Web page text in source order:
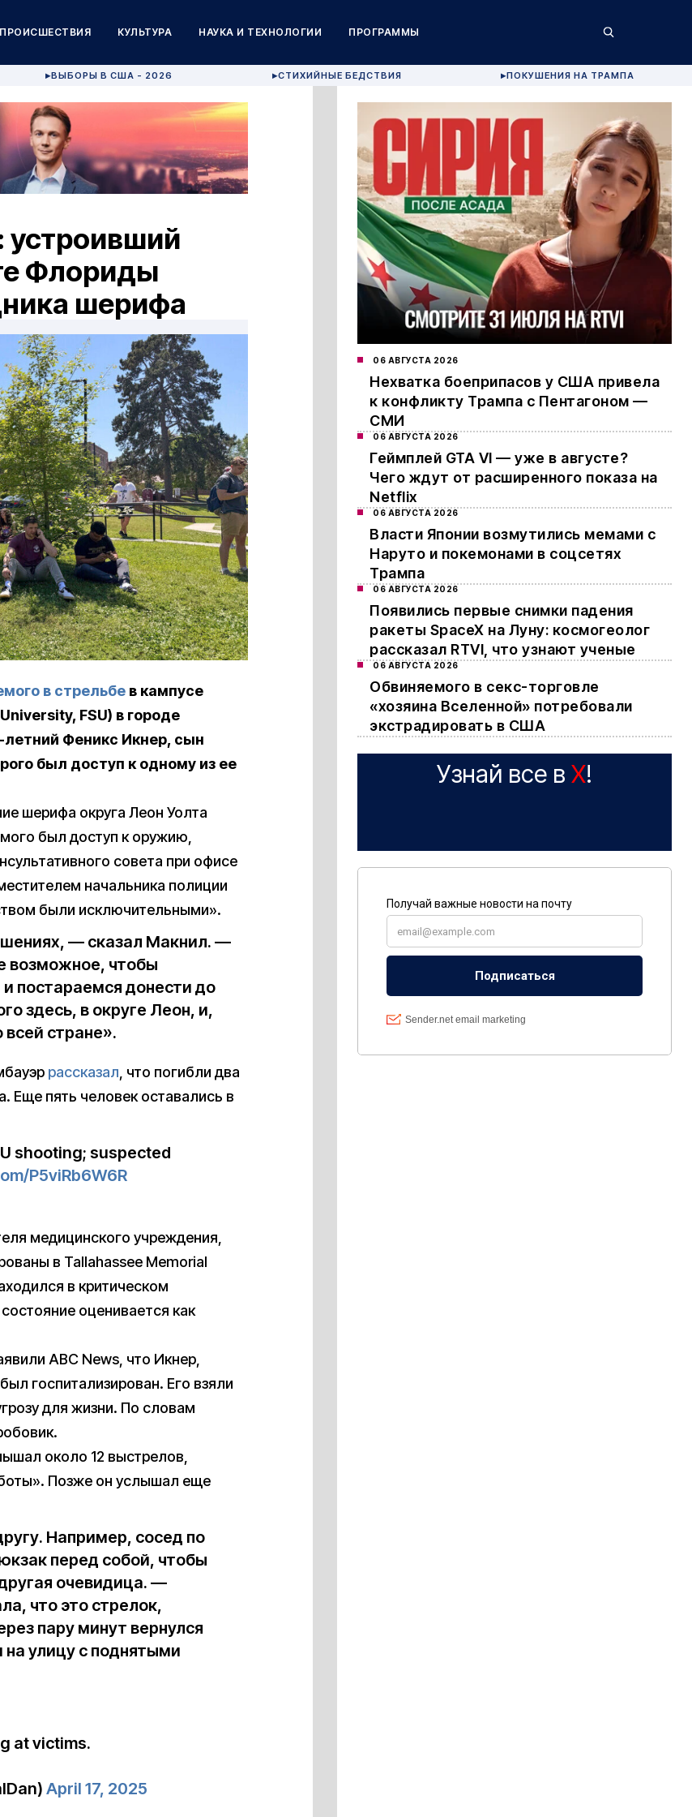
ПРОИСШЕСТВИЯ КУЛЬТУРА НАУКА И ТЕХНОЛОГИИ ПРОГРАММЫ
▶ВЫБОРЫ В США - 2026 ▶СТИХИЙНЫЕ БЕДСТВИЯ ▶ПОКУШЕНИЯ НА ТРАМПА
устроивший
Флориды
шерифа
в стрельбе в кампусе
FSU) в городе
летний Феникс Икнер, сын
был доступ к одному из ее
шерифа округа Леон Уолта
был доступ к оружию,
совета при офисе
начальника полиции
были исключительными».
— сказал Макнил. —
возможное, чтобы
постараемся донести до
здесь, в округе Леон, и,
стране».
рассказал, что погибли два
Еще пять человек оставались в
shooting; suspected
P5viRb6W6R
медицинского учреждения,
в Tallahassee Memorial
в критическом
оценивается как
ABC News, что Икнер,
госпитализирован. Его взяли
для жизни. По словам
около 12 выстрелов,
Позже он услышал еще
Например, сосед по
перед собой, чтобы
очевидица. —
что это стрелок,
пару минут вернулся
улицу с поднятыми
at victims.
April 17, 2025
06 АВГУСТА 2026
Нехватка боеприпасов у США привела
к конфликту Трампа с Пентагоном —
СМИ
06 АВГУСТА 2026
Геймплей GTA VI — уже в августе?
Чего ждут от расширенного показа на
Netflix
06 АВГУСТА 2026
Власти Японии возмутились мемами с
Наруто и покемонами в соцсетях
Трампа
06 АВГУСТА 2026
Появились первые снимки падения
ракеты SpaceX на Луну: космогеолог
рассказал RTVI, что узнают ученые
06 АВГУСТА 2026
Обвиняемого в секс-торговле
«хозяина Вселенной» потребовали
экстрадировать в США
Узнай все в X!